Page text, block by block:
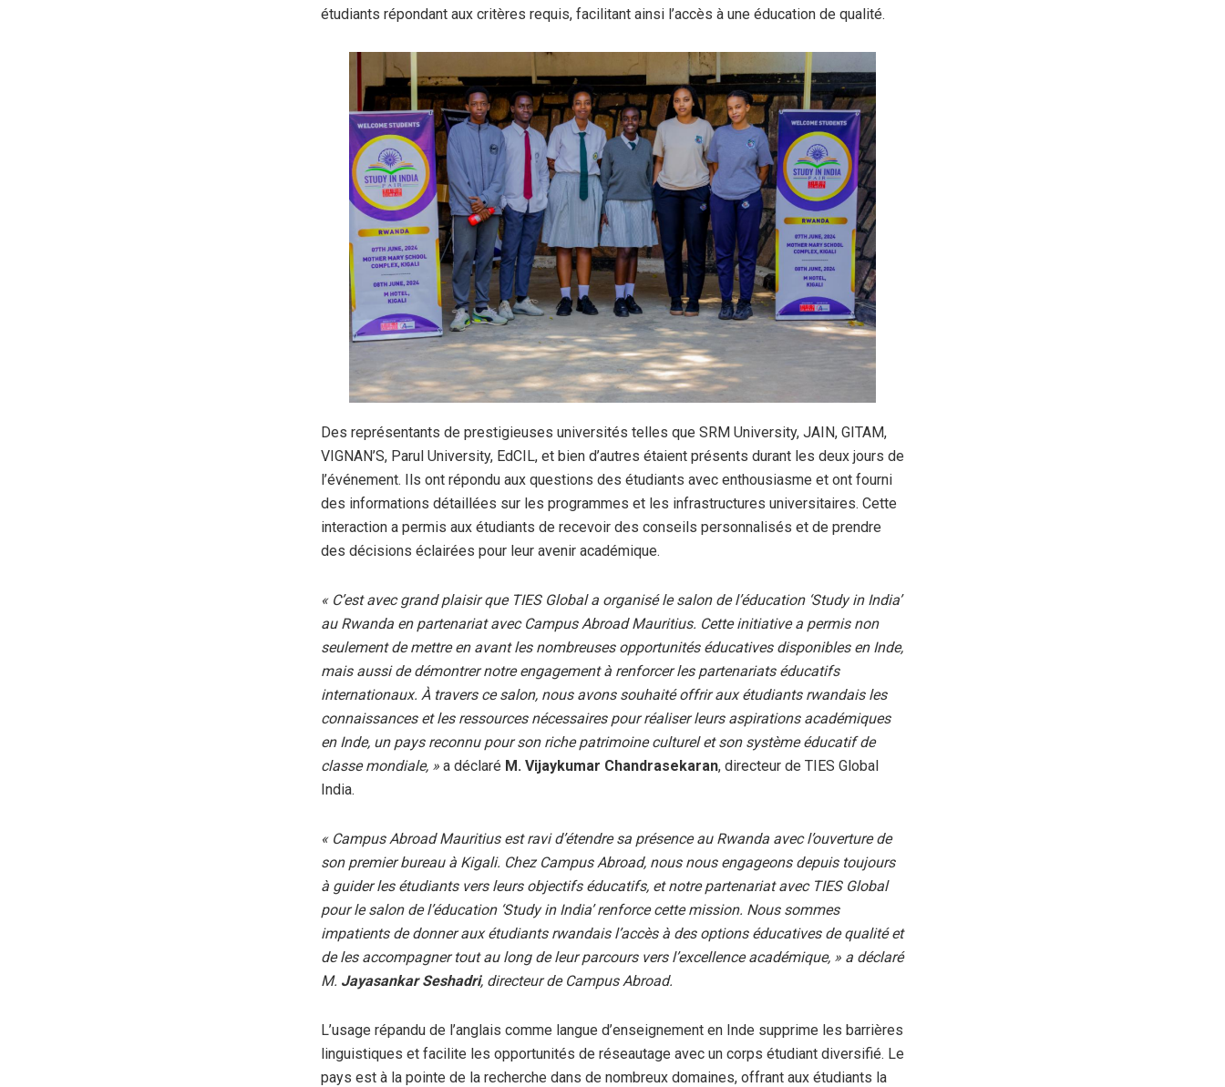
étudiants répondant aux critères requis, facilitant ainsi l’accès à une éducation de qualité.
Des représentants de prestigieuses universités telles que SRM University, JAIN, GITAM,
VIGNAN’S, Parul University, EdCIL, et bien d’autres étaient présents durant les deux jours de
l’événement. Ils ont répondu aux questions des étudiants avec enthousiasme et ont fourni
des informations détaillées sur les programmes et les infrastructures universitaires. Cette
interaction a permis aux étudiants de recevoir des conseils personnalisés et de prendre
des décisions éclairées pour leur avenir académique.
« C’est avec grand plaisir que TIES Global a organisé le salon de l’éducation ‘Study in India’
au Rwanda en partenariat avec Campus Abroad Mauritius. Cette initiative a permis non
seulement de mettre en avant les nombreuses opportunités éducatives disponibles en Inde,
mais aussi de démontrer notre engagement à renforcer les partenariats éducatifs
internationaux. À travers ce salon, nous avons souhaité offrir aux étudiants rwandais les
connaissances et les ressources nécessaires pour réaliser leurs aspirations académiques
en Inde, un pays reconnu pour son riche patrimoine culturel et son système éducatif de
classe mondiale, » a déclaré M. Vijaykumar Chandrasekaran, directeur de TIES Global
India.
« Campus Abroad Mauritius est ravi d’étendre sa présence au Rwanda avec l’ouverture de
son premier bureau à Kigali. Chez Campus Abroad, nous nous engageons depuis toujours
à guider les étudiants vers leurs objectifs éducatifs, et notre partenariat avec TIES Global
pour le salon de l’éducation ‘Study in India’ renforce cette mission. Nous sommes
impatients de donner aux étudiants rwandais l’accès à des options éducatives de qualité et
de les accompagner tout au long de leur parcours vers l’excellence académique, » a déclaré
M. Jayasankar Seshadri, directeur de Campus Abroad.
L’usage répandu de l’anglais comme langue d’enseignement en Inde supprime les barrières
linguistiques et facilite les opportunités de réseautage avec un corps étudiant diversifié. Le
pays est à la pointe de la recherche dans de nombreux domaines, offrant aux étudiants la